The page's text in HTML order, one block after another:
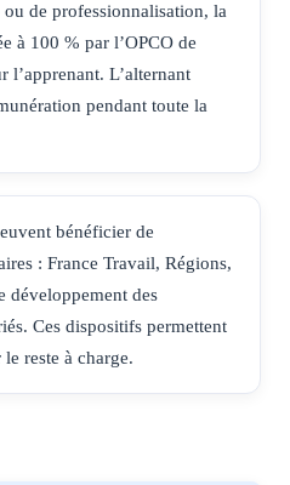
ou de professionnalisation, la
à 100 % par l’OPCO de
l’apprenant. L’alternant
pendant toute la
bénéficier de
: France Travail, Régions,
développement des
Ces dispositifs permettent
reste à charge.